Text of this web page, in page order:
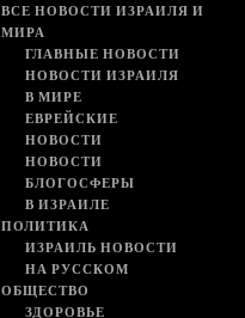
ВСЕ НОВОСТИ ИЗРАИЛЯ И
МИРА
ГЛАВНЫЕ НОВОСТИ
НОВОСТИ ИЗРАИЛЯ
В МИРЕ
ЕВРЕЙСКИЕ
НОВОСТИ
НОВОСТИ
БЛОГОСФЕРЫ
В ИЗРАИЛЕ
ПОЛИТИКА
ИЗРАИЛЬ НОВОСТИ
НА РУССКОМ
ОБЩЕСТВО
ЗДОРОВЬЕ